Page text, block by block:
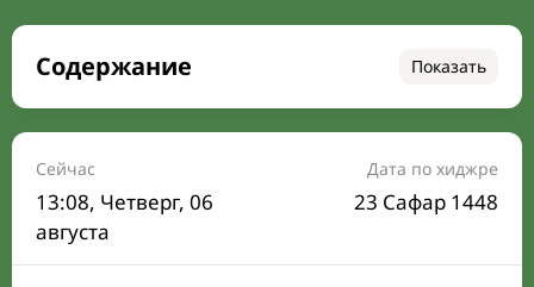
Содержание Показать
Время намаза на сегодня
Расписание на месяц
Время Сухура и Ифтара на сегодня
Календарь рамадана
Сейчас
13:08, Четверг, 06
августа
Дата по хиджре
23 Сафар 1448